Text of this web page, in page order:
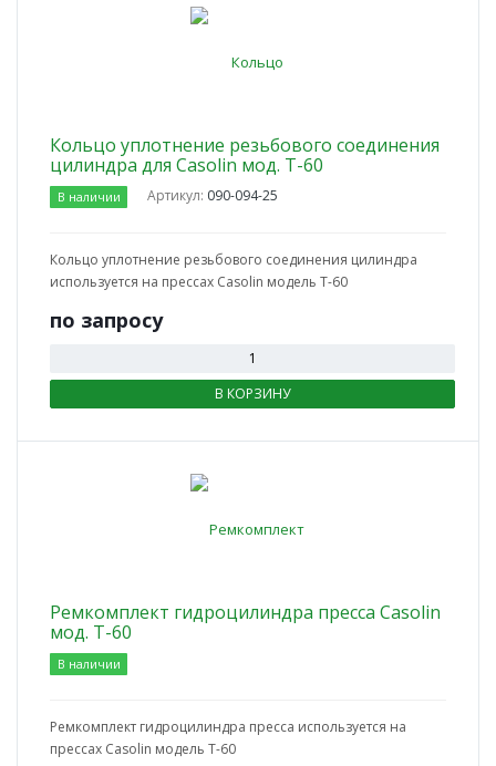
Кольцо уплотнение резьбового соединения
цилиндра для Casolin мод. T-60
В наличии Артикул: 090-094-25
Кольцо уплотнение резьбового соединения цилиндра
используется на прессах Casolin модель T-60
по запросу
В КОРЗИНУ
Ремкомплект гидроцилиндра пресса Casolin
мод. T-60
В наличии
Ремкомплект гидроцилиндра пресса используется на
прессах Casolin модель T-60